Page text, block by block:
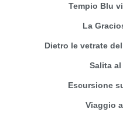
Tempio Blu
La
Dietro le vetrate
Salita
Escursione
Viaggio